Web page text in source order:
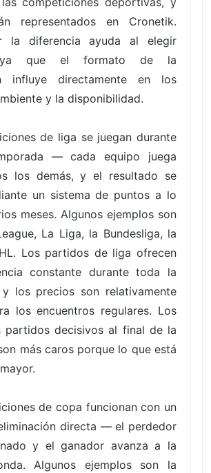
representados en Cronetik.
la diferencia ayuda al elegir
ya que el formato de la
influye directamente en los
y la disponibilidad.
de liga se juegan durante
— cada equipo juega
los demás, y el resultado se
un sistema de puntos a lo
meses. Algunos ejemplos son
La Liga, la Bundesliga, la
Los partidos de liga ofrecen
constante durante toda la
los precios son relativamente
los encuentros regulares. Los
partidos decisivos al final de la
más caros porque lo que está
de copa funcionan con un
directa — el perdedor
y el ganador avanza a la
Algunos ejemplos son la